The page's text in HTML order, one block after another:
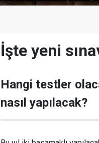
İşte yeni
Hangi testler
nasıl yapılacak?